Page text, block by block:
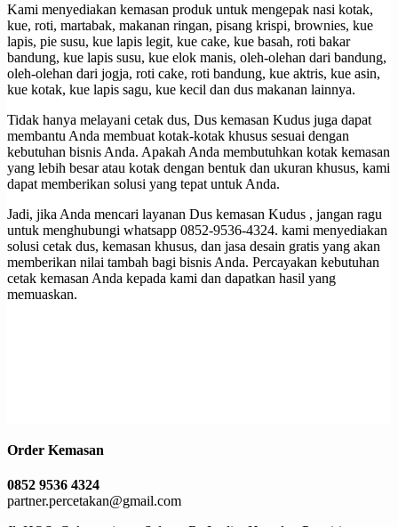
Kami menyediakan kemasan produk untuk mengepak nasi kotak,
kue, roti, martabak, makanan ringan, pisang krispi, brownies, kue
lapis, pie susu, kue lapis legit, kue cake, kue basah, roti bakar
bandung, kue lapis susu, kue elok manis, oleh-olehan dari bandung,
oleh-olehan dari jogja, roti cake, roti bandung, kue aktris, kue asin,
kue kotak, kue lapis sagu, kue kecil dan dus makanan lainnya.
Tidak hanya melayani cetak dus, Dus kemasan Kudus juga dapat
membantu Anda membuat kotak-kotak khusus sesuai dengan
kebutuhan bisnis Anda. Apakah Anda membutuhkan kotak kemasan
yang lebih besar atau kotak dengan bentuk dan ukuran khusus, kami
dapat memberikan solusi yang tepat untuk Anda.
Jadi, jika Anda mencari layanan Dus kemasan Kudus , jangan ragu
untuk menghubungi whatsapp 0852-9536-4324. kami menyediakan
solusi cetak dus, kemasan khusus, dan jasa desain gratis yang akan
memberikan nilai tambah bagi bisnis Anda. Percayakan kebutuhan
cetak kemasan Anda kepada kami dan dapatkan hasil yang
memuaskan.
Order Kemasan
0852 9536 4324
partner.percetakan@gmail.com